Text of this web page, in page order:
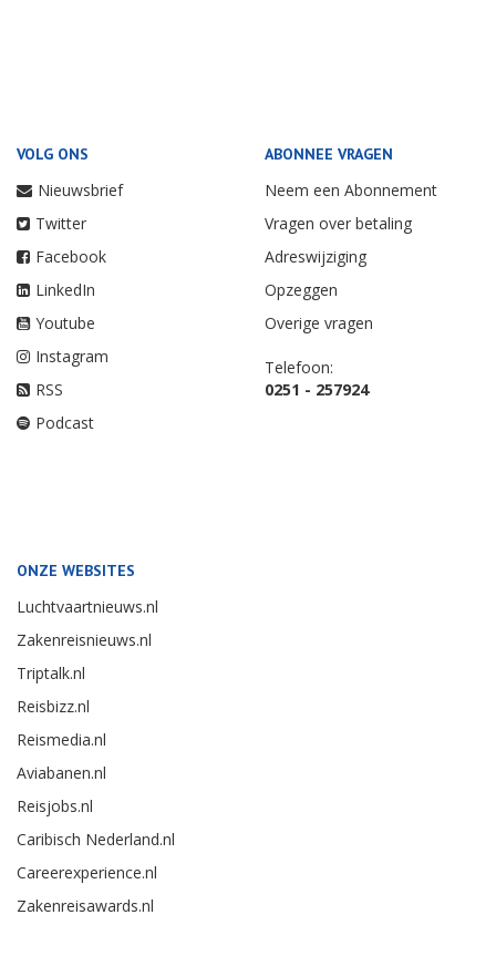
VOLG ONS
Nieuwsbrief
Twitter
Facebook
LinkedIn
Youtube
Instagram
RSS
Podcast
ABONNEE VRAGEN
Neem een Abonnement
Vragen over betaling
Adreswijziging
Opzeggen
Overige vragen
Telefoon:
0251 - 257924
ONZE WEBSITES
Luchtvaartnieuws.nl
Zakenreisnieuws.nl
Triptalk.nl
Reisbizz.nl
Reismedia.nl
Aviabanen.nl
Reisjobs.nl
Caribisch Nederland.nl
Careerexperience.nl
Zakenreisawards.nl